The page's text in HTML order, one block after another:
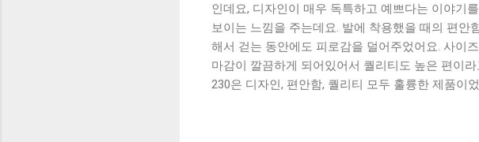
인데요, 디자인이 매우 독특하고 예쁘다는 이야기
보이는 느낌을 주는데요. 발에 착용했을 때의 편
해서 걷는 동안에도 피로감을 덜어주었어요. 사이
마감이 깔끔하게 되어있어서 퀄리티도 높은 편이
230은 디자인, 편안함, 퀄리티 모두 훌륭한 제품이